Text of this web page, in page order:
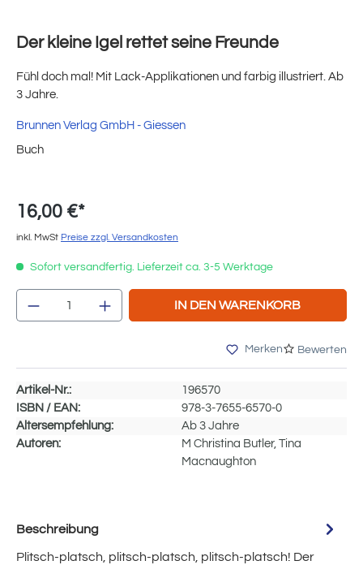
Der kleine Igel rettet seine Freunde
Fühl doch mal! Mit Lack-Applikationen und farbig illustriert. Ab
3 Jahre.
Brunnen Verlag GmbH - Giessen
Buch
16,00 €*
inkl. MwSt Preise zzgl. Versandkosten
Sofort versandfertig. Lieferzeit ca. 3-5 Werktage
Produkt Anzahl: Gib den gewünschten
IN DEN WARENKORB
Merken Bewerten
Artikel-Nr.:
196570
ISBN / EAN:
978-3-7655-6570-0
Altersempfehlung:
Ab 3 Jahre
Autoren:
M Christina Butler, Tina
Macnaughton
Beschreibung
Plitsch-platsch, plitsch-platsch, plitsch-platsch! Der